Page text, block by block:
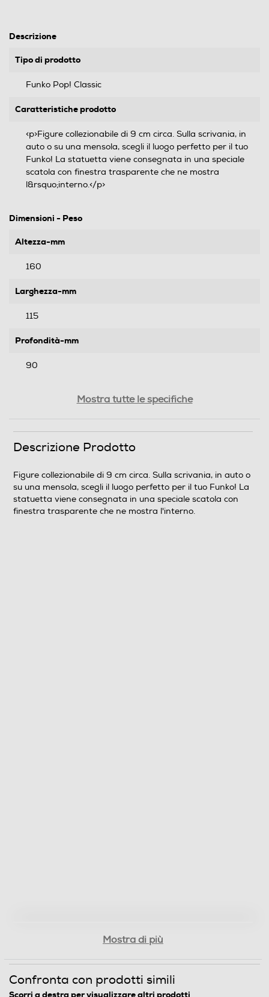
Descrizione
Tipo di prodotto
Funko Pop! Classic
Caratteristiche prodotto
<p>Figure collezionabile di 9 cm circa. Sulla scrivania, in
auto o su una mensola, scegli il luogo perfetto per il tuo
Funko! La statuetta viene consegnata in una speciale
scatola con finestra trasparente che ne mostra
l&rsquo;interno.</p>
Dimensioni - Peso
Altezza-mm
160
Larghezza-mm
115
Profondità-mm
90
Informazioni sulla sicurezza del prodotto
Clicca qui
Mostra tutte le specifiche
Descrizione Prodotto
Figure collezionabile di 9 cm circa. Sulla scrivania, in auto o
su una mensola, scegli il luogo perfetto per il tuo Funko! La
statuetta viene consegnata in una speciale scatola con
finestra trasparente che ne mostra l'interno.
Mostra di più
Confronta con prodotti simili
Scorri a destra per visualizzare altri prodotti